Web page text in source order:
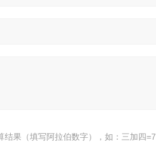
结果（填写阿拉伯数字），如：三加四=7